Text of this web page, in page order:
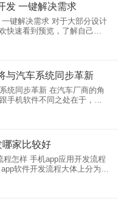
发 一键解决需求
求 对于大部分设计
快速看到预览，了解自己设
APP开发能让设计师查看预
类，本地存储可以让设计稿
与汽车系统同步革新
在汽车厂商的角
手机软件不同之处在于，车
备网络空间那种无限延展
下了不小的空间。未来的
家比较好
用开发流程
，app开发中期，